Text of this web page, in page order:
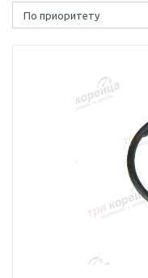
По приоритету